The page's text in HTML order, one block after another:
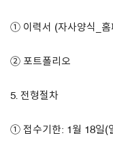
① 이력서 (자사양식_홈
② 포트폴리오
5. 전형절차
① 접수기한: 1월 18일(